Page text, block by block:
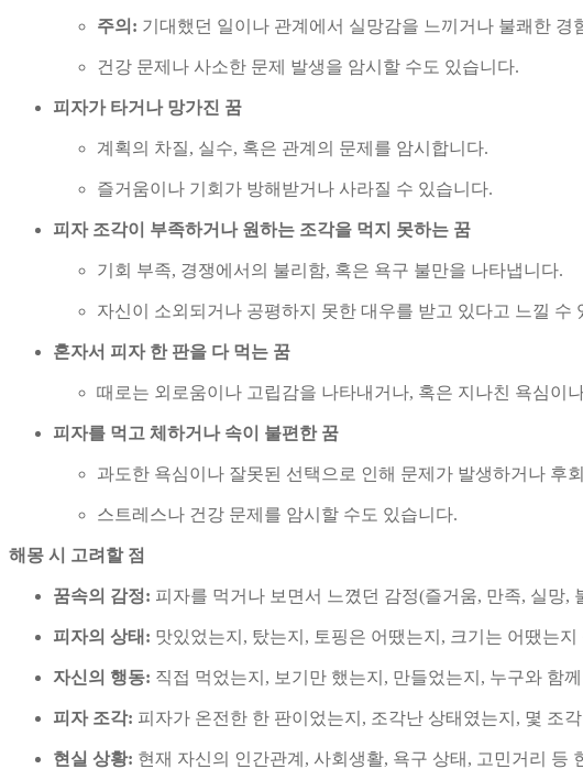
주의: 기대했던 일이나 관계에서 실망감을 느끼거나 불쾌한 경
건강 문제나 사소한 문제 발생을 암시할 수도 있습니다.
피자가 타거나 망가진 꿈
계획의 차질, 실수, 혹은 관계의 문제를 암시합니다.
즐거움이나 기회가 방해받거나 사라질 수 있습니다.
피자 조각이 부족하거나 원하는 조각을 먹지 못하는 꿈
기회 부족, 경쟁에서의 불리함, 혹은 욕구 불만을 나타냅니다.
자신이 소외되거나 공평하지 못한 대우를 받고 있다고 느낄 수
혼자서 피자 한 판을 다 먹는 꿈
때로는 외로움이나 고립감을 나타내거나, 혹은 지나친 욕심이
피자를 먹고 체하거나 속이 불편한 꿈
과도한 욕심이나 잘못된 선택으로 인해 문제가 발생하거나 후
스트레스나 건강 문제를 암시할 수도 있습니다.
해몽 시 고려할 점
꿈속의 감정: 피자를 먹거나 보면서 느꼈던 감정(즐거움, 만족, 실망,
피자의 상태: 맛있었는지, 탔는지, 토핑은 어땠는지, 크기는 어땠는지
자신의 행동: 직접 먹었는지, 보기만 했는지, 만들었는지, 누구와 함
피자 조각: 피자가 온전한 한 판이었는지, 조각난 상태였는지, 몇 조
현실 상황: 현재 자신의 인간관계, 사회생활, 욕구 상태, 고민거리 등